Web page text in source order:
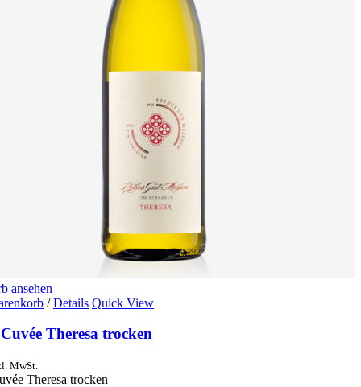
ansehen
/ Details Quick View
Theresa trocken
MwSt.
Theresa trocken